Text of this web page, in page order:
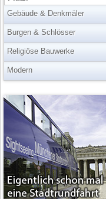
Gebäude & Denkmäler
Burgen & Schlösser
Religiöse Bauwerke
Modern